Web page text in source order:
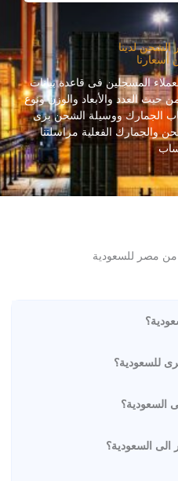
الشحن لدينا
المسجلين فى قاعدة بيانات
العدد والأبعاد والوزن ونوع
الجمارك ووسيلة الشحن برى
والجمارك الفعلية مراسلتنا
مصر للسعودية
للسعودية؟
السعودية؟